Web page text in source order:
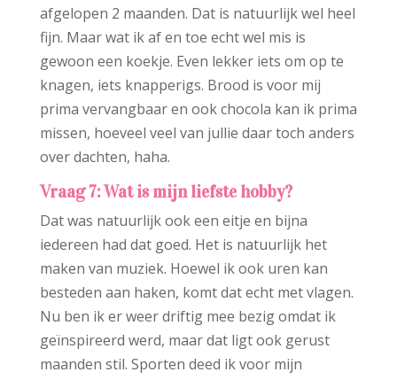
afgelopen 2 maanden. Dat is natuurlijk wel heel
fijn. Maar wat ik af en toe echt wel mis is
gewoon een koekje. Even lekker iets om op te
knagen, iets knapperigs. Brood is voor mij
prima vervangbaar en ook chocola kan ik prima
missen, hoeveel veel van jullie daar toch anders
over dachten, haha.
Vraag 7: Wat is mijn liefste hobby?
Dat was natuurlijk ook een eitje en bijna
iedereen had dat goed. Het is natuurlijk het
maken van muziek. Hoewel ik ook uren kan
besteden aan haken, komt dat echt met vlagen.
Nu ben ik er weer driftig mee bezig omdat ik
geïnspireerd werd, maar dat ligt ook gerust
maanden stil. Sporten deed ik voor mijn